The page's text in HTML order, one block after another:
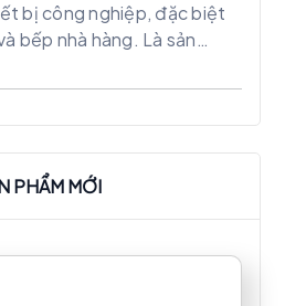
bị công nghiệp, đặc biệt
bếp nhà hàng. Là sản
công nghiệp.
PHẨM MỚI